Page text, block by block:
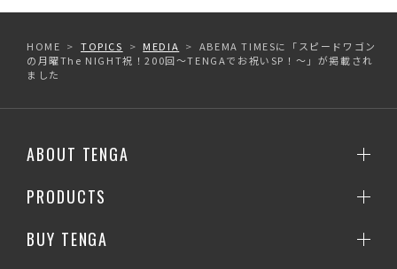
HOME TOPICS MEDIA
ABEMA TIMESに「スピードワゴン
の月曜The NIGHT祝！200回～TENGAでお祝いSP！～」が掲載され
ました
ABOUT TENGA
PRODUCTS
BUY TENGA